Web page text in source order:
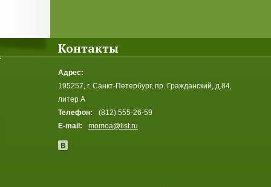
Контакты
Адрес:
195257, г. Санкт-Петербург, пр. Гражданский, д.84,
литер А
Телефон:
(812) 555-26-59
E-mail:
momoa@list.ru